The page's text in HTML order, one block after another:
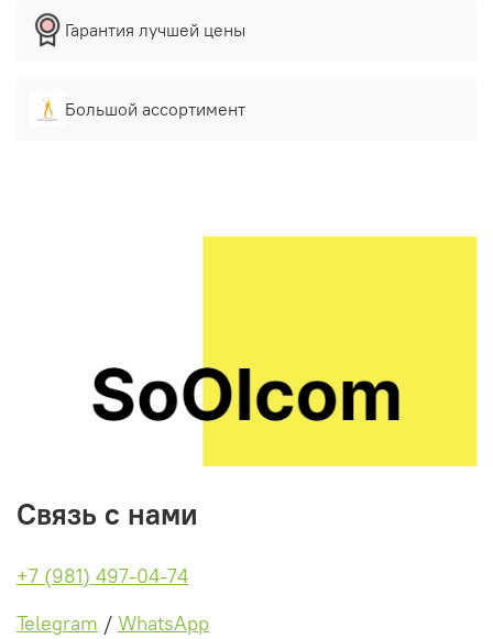
Гарантия лучшей цены
Большой ассортимент
Связь с нами
+7 (981) 497-04-74
Telegram / WhatsApp